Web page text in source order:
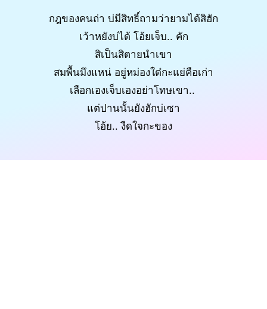
กฎของคนถ่า บ่มีสิทธิ์ถามว่ายามได้สิฮัก
เว้าหยังบ่ได้ โอ้ยเจ็บ.. คัก
สิเป็นสิตายนำเขา
สมพื้นมึงแหน่ อยู่หม่องใด๋กะแย่คือเก่า
เลือกเองเจ็บเองอย่าโทษเขา..
แต่ปานนั้นยังฮักบ่เซา
โอ้ย.. งืดใจกะของ